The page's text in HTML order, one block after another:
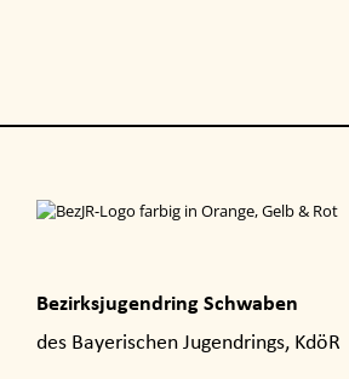
Bezirksjugendring Schwaben
des Bayerischen Jugendrings, KdöR